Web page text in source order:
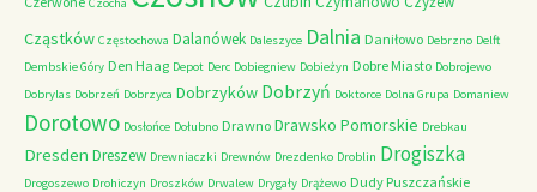
Cząstków Częstochowa Dalanówek Daleszyce Dalnia Daniłowo Debrzno Delft
Dembskie Góry Den Haag Depot Derc Dobiegniew Dobieżyn Dobre Miasto Dobrojewo
Dobrylas Dobrzeń Dobrzyca Dobrzyków Dobrzyń Doktorce Dolna Grupa Domaniew
Dorotowo Dosłońce Dołubno Drawno Drawsko Pomorskie Drebkau
Dresden Dreszew Drewniaczki Drewnów Drezdenko Droblin Drogiszka
Drogoszewo Drohiczyn Droszków Drwalew Drygały Drążewo Dudy Puszczańskie